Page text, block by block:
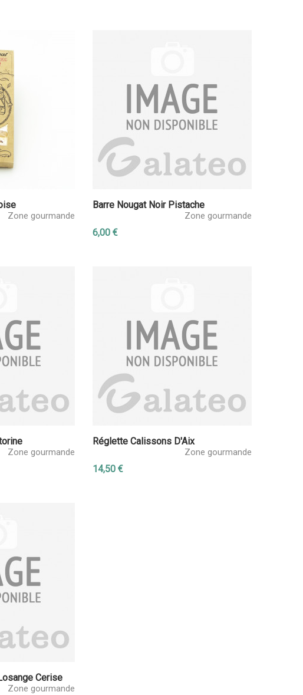
Zone gourmande
Barre Nougat Noir Pistache
Zone gourmande
6,00 €
Zone gourmande
Réglette Calissons D'Aix
Zone gourmande
14,50 €
Cerise
Zone gourmande